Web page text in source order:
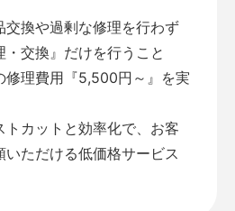
交換や過剰な修理を行わず
・交換』だけを行うこと
修理費用『5,500円～』を実
トカットと効率化で、お客
ただける低価格サービス